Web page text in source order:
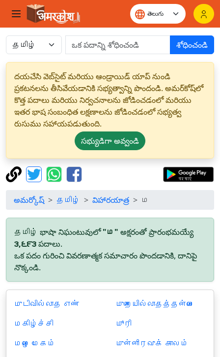
శోధించండి
దయచేసి వెబ్‌సైట్ మరియు ఆండ్రాయిడ్ యాప్ నుండి
ప్రకటనలను తీసివేయడానికి సభ్యత్వాన్ని పొందండి. అమర్‌కోష్‌లో
కొత్త పదాలు మరియు నిర్వచనాలను జోడించడంలో మరియు
ఇతర భాష సంబంధిత లక్షణాలను జోడించడంలో సభ్యత్వ
రుసుము సహాయపడుతుంది.
సభ్యుడిగా అవ్వండి
అమర్కోష్ தமிழ் విహారయాత్ర ம
தமிழ் భాషా నిఘంటువులో"ம" అక్షరంతో ప్రారంభమయ్యే
౩,౬౯౩పదాలు.
ఒక పదం గురించి వివరణాత్మక సమాచారం పొందడానికి, దానిపై
నొక్కండి.
முடிவில்லாத எண்
மகிழ்ச்சி
மழை மேகம்
முறையில்லாதத்தன்மை
மூரி
முன்னிரவுக் காலம்